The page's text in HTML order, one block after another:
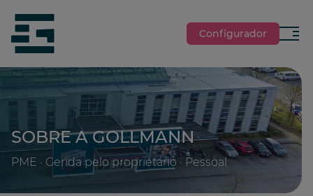
siteLogo
Configurador
Menu
SOBRE A GOLLMANN
PME · Gerida pelo proprietário · Pessoal